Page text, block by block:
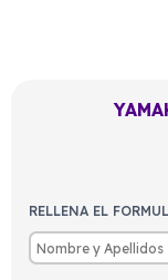
RELLENA EL